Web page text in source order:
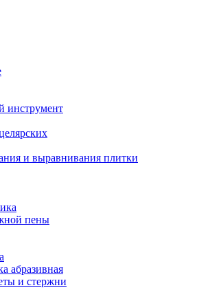
инструмент
и выравнивания плитки
пены
абразивная
и стержни